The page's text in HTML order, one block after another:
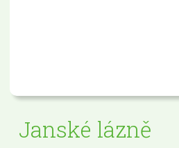
Janské lázně